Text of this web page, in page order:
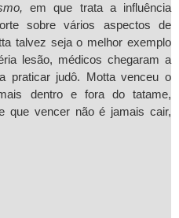
em que trata a influência
sobre vários aspectos de
talvez seja o melhor exemplo
lesão, médicos chegaram a
praticar judô. Motta venceu o
dentro e fora do tatame,
que vencer não é jamais cair,